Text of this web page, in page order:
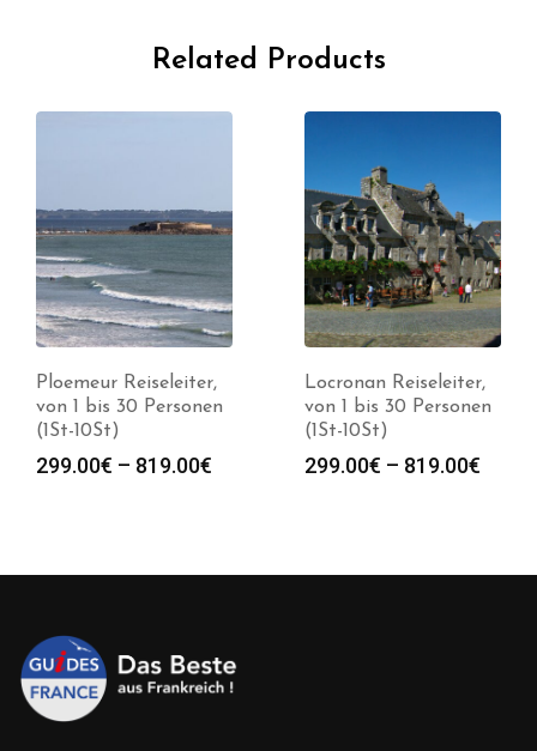
Related Products
Ploemeur Reiseleiter,
von 1 bis 30 Personen
(1St-10St)
299.00€ – 819.00€ Preisspanne:
Locronan Reiseleiter,
von 1 bis 30 Personen
(1St-10St)
299.00€ – 819.00€